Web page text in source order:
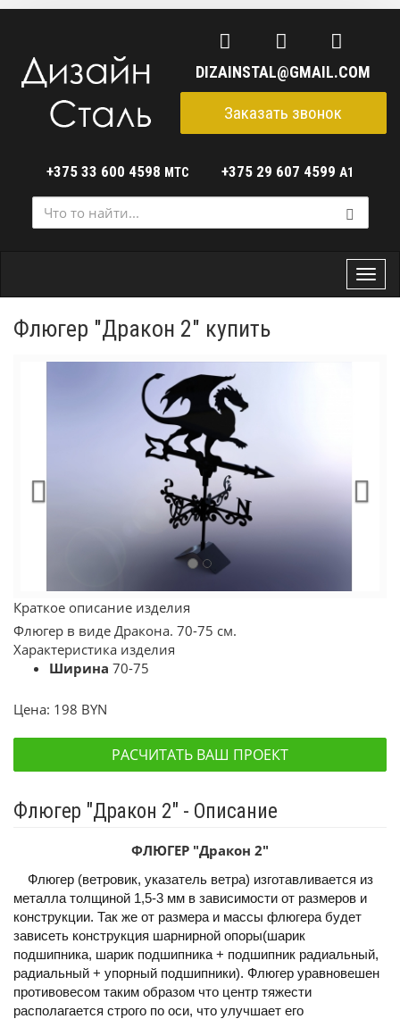
DIZAINSTAL@GMAIL.COM
Заказать звонок
+375 33 600 4598 МТС +375 29 607 4599A1
Флюгер "Дракон 2" купить
Краткое описание изделия
Флюгер в виде Дракона. 70-75 см.
Характеристика изделия
Ширина 70-75
Цена: 198 BYN
РАСЧИТАТЬ ВАШ ПРОЕКТ
Флюгер "Дракон 2" - Описание
ФЛЮГЕР "Дракон 2"
Флюгер (ветровик, указатель ветра) изготавливается из
металла толщиной 1,5-3 мм в зависимости от размеров и
конструкции. Так же от размера и массы флюгера будет
зависеть конструкция шарнирной опоры(шарик
подшипника, шарик подшипника + подшипник радиальный,
радиальный + упорный подшипники). Флюгер уравновешен
противовесом таким образом что центр тяжести
располагается строго по оси, что улучшает его